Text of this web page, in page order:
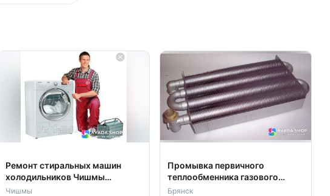
Ремонт стиральных машин
холодильников Чишмы
Чишминский район
Чишмы
Промывка первичного
теплообменника газового
котла
Брянск